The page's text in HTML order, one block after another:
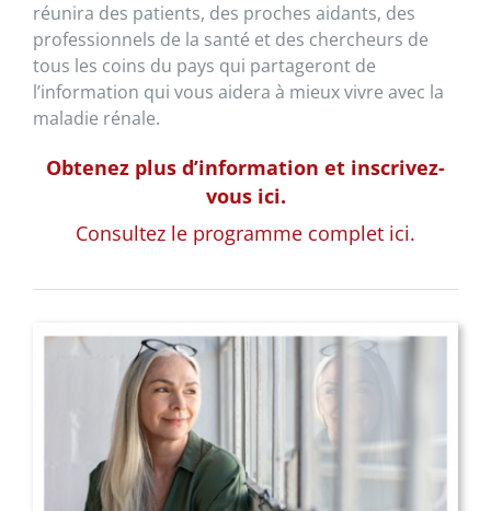
réunira des patients, des proches aidants, des
professionnels de la santé et des chercheurs de
tous les coins du pays qui partageront de
l’information qui vous aidera à mieux vivre avec la
maladie rénale.
Obtenez plus d’information et inscrivez-
vous ici.
Consultez le programme complet ici.